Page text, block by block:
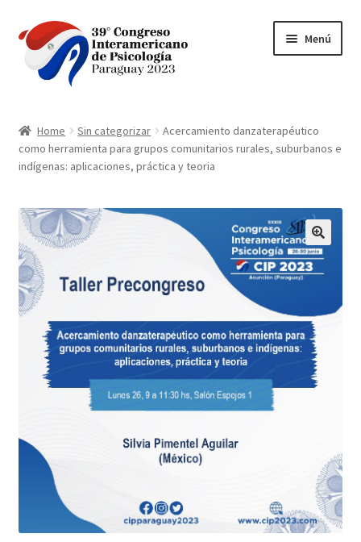
Ir
la
navegación
Ir
al
contenido
Menú
BANCARD VPOS 2.0
Carrito
Contacto
Finalizar compra
Mi cuenta
Privacy Policy
Sample Page
Home Sin categorizar
Acercamiento danzaterapéutico
como herramienta para grupos comunitarios rurales, suburbanos e
indígenas: aplicaciones, práctica y teoria